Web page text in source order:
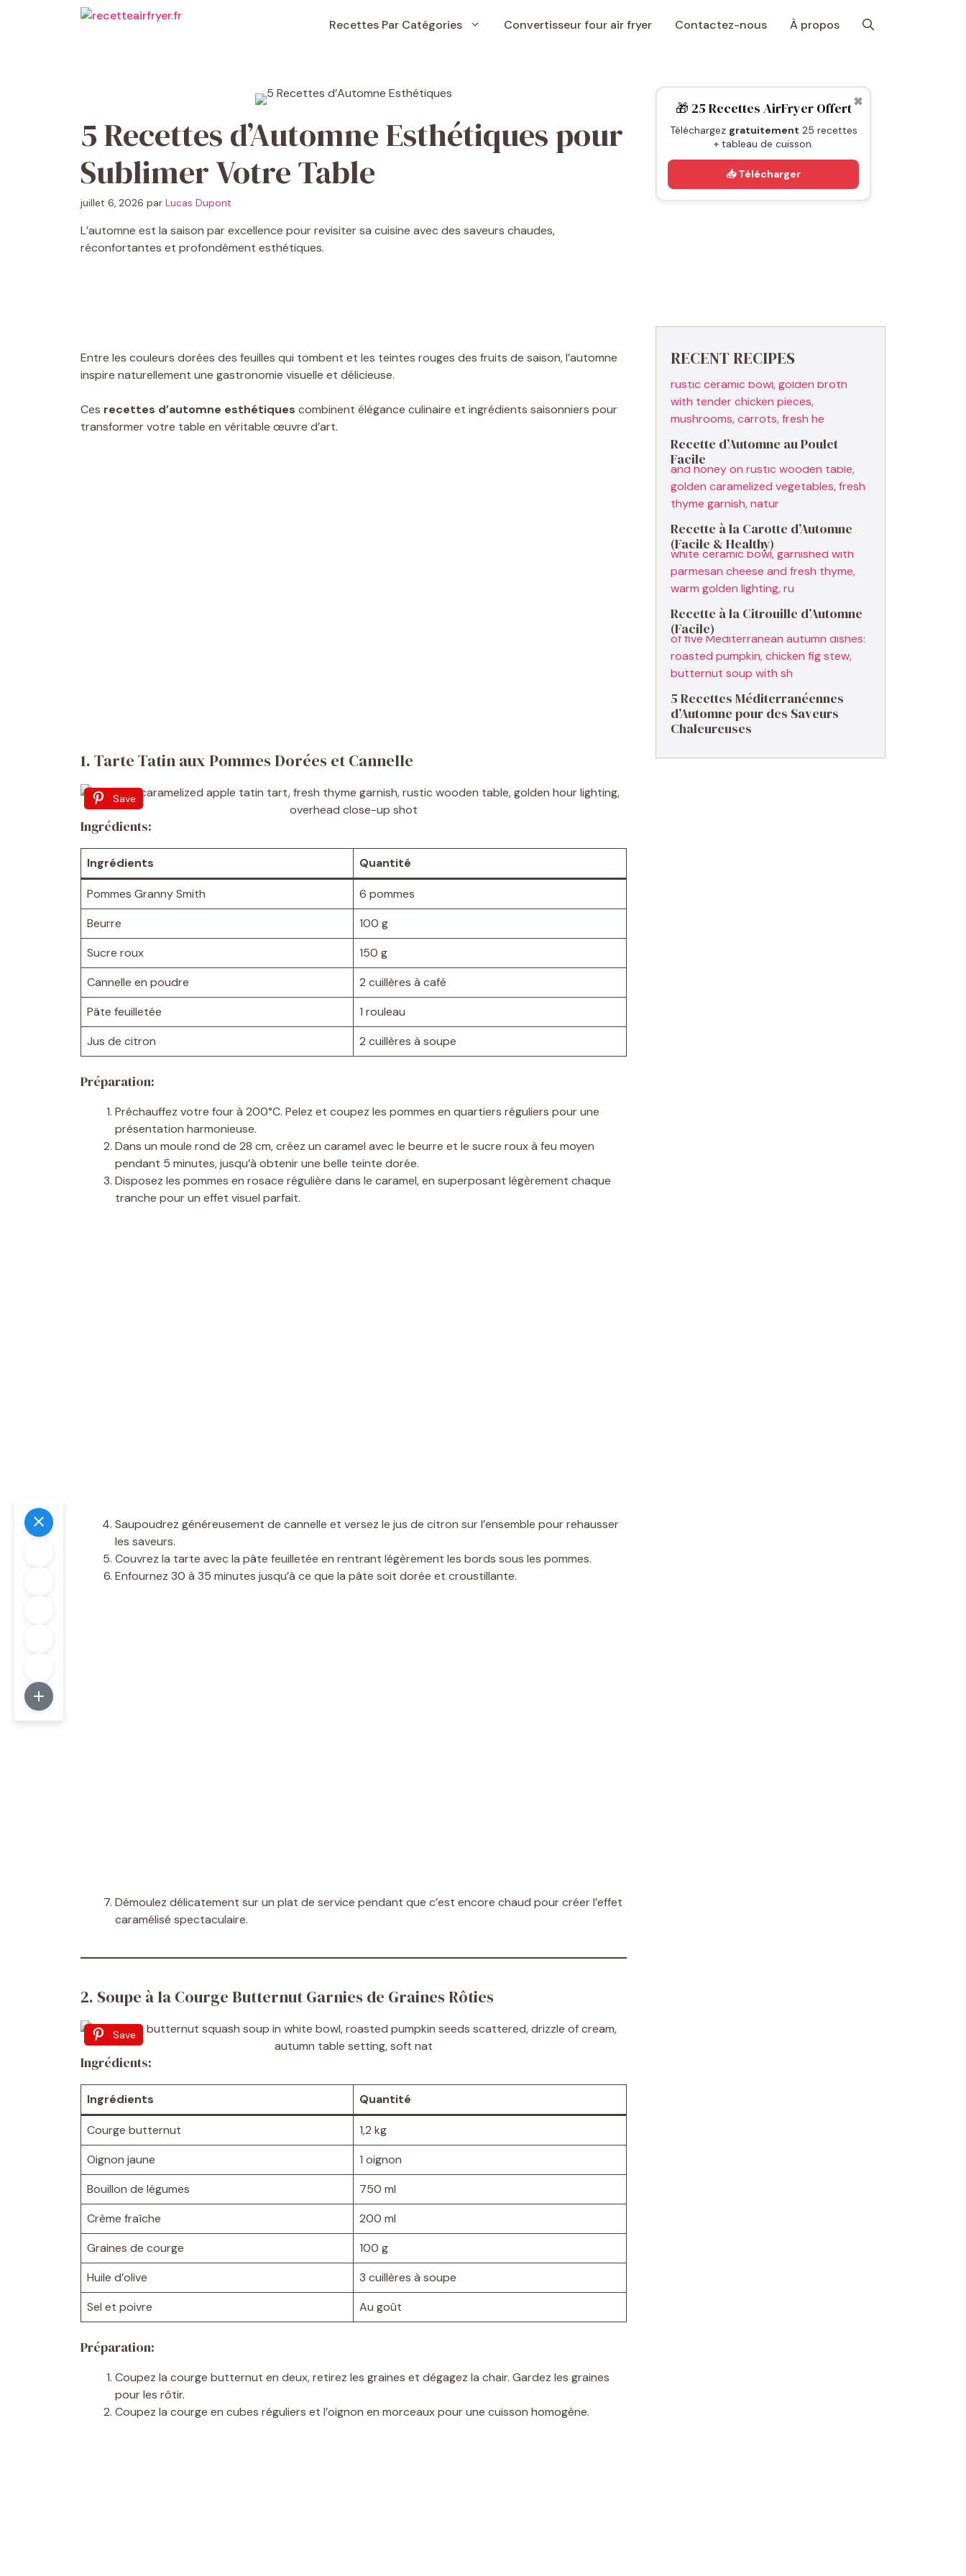
Recettes Par Catégories Convertisseur four air fryer Contactez-nous À propos
5 Recettes d’Automne Esthétiques pour
Sublimer Votre Table
juillet 6, 2026 par Lucas Dupont
L’automne est la saison par excellence pour revisiter sa cuisine avec des saveurs chaudes,
réconfortantes et profondément esthétiques.
Entre les couleurs dorées des feuilles qui tombent et les teintes rouges des fruits de saison, l’automne
inspire naturellement une gastronomie visuelle et délicieuse.
Ces recettes d’automne esthétiques combinent élégance culinaire et ingrédients saisonniers pour
transformer votre table en véritable œuvre d’art.
1. Tarte Tatin aux Pommes Dorées et Cannelle
Save
Ingrédients:
Ingrédients Quantité
Pommes Granny Smith
6 pommes
Beurre
100 g
Sucre roux
150 g
Cannelle en poudre
2 cuillères à café
Pâte feuilletée
1 rouleau
Jus de citron
2 cuillères à soupe
Préparation:
Préchauffez votre four à 200°C. Pelez et coupez les pommes en quartiers réguliers pour une
présentation harmonieuse.
Dans un moule rond de 28 cm, créez un caramel avec le beurre et le sucre roux à feu moyen
pendant 5 minutes, jusqu’à obtenir une belle teinte dorée.
Disposez les pommes en rosace régulière dans le caramel, en superposant légèrement chaque
tranche pour un effet visuel parfait.
Saupoudrez généreusement de cannelle et versez le jus de citron sur l’ensemble pour rehausser
les saveurs.
Couvrez la tarte avec la pâte feuilletée en rentrant légèrement les bords sous les pommes.
Enfournez 30 à 35 minutes jusqu’à ce que la pâte soit dorée et croustillante.
Démoulez délicatement sur un plat de service pendant que c’est encore chaud pour créer l’effet
caramélisé spectaculaire.
2. Soupe à la Courge Butternut Garnies de Graines Rôties
Save
Ingrédients:
Ingrédients Quantité
Courge butternut
1,2 kg
Oignon jaune
1 oignon
Bouillon de légumes
750 ml
Crème fraîche
200 ml
Graines de courge
100 g
Huile d’olive
3 cuillères à soupe
Sel et poivre
Au goût
Préparation:
Coupez la courge butternut en deux, retirez les graines et dégagez la chair. Gardez les graines
pour les rôtir.
Coupez la courge en cubes réguliers et l’oignon en morceaux pour une cuisson homogène.
✖
🎁 25 Recettes AirFryer Offert
Téléchargez gratuitement 25 recettes
+ tableau de cuisson.
📥 Télécharger
RECENT RECIPES
Recette d’Automne au Poulet
Facile
Recette à la Carotte d’Automne
(Facile & Healthy)
Recette à la Citrouille d’Automne
(Facile)
5 Recettes Méditerranéennes
d’Automne pour des Saveurs
Chaleureuses